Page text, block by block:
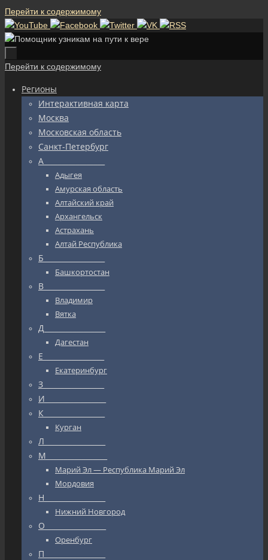
Перейти к содержимому
Перейти к содержимому
Регионы
Интерактивная карта
Москва
Московская область
Санкт-Петербург
А_________________
Адыгея
Амурская область
Алтайский край
Архангельск
Астрахань
Алтай Республика
Б_________________
Башкортостан
В_________________
Владимир
Вятка
Д_________________
Дагестан
Е_________________
Екатеринбург
З_________________
И_________________
К_________________
Курган
Л_________________
М_________________
Марий Эл — Республика Марий Эл
Мордовия
Н_________________
Нижний Новгород
О_________________
Оренбург
П_________________